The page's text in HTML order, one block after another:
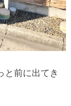
前に出てき